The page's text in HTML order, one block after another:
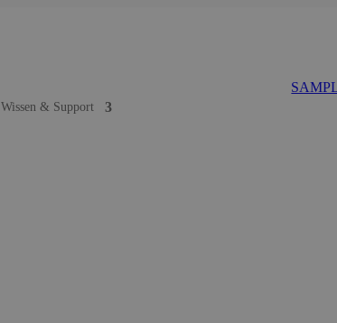
Wissen & Support